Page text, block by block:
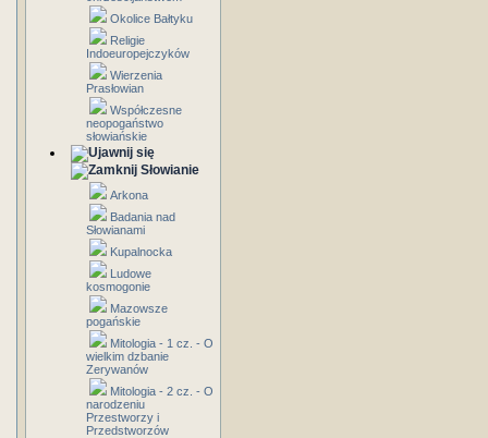
Okolice Bałtyku
Religie
Indoeuropejczyków
Wierzenia
Prasłowian
Współczesne
neopogaństwo
słowiańskie
Słowianie
Arkona
Badania nad
Słowianami
Kupalnocka
Ludowe
kosmogonie
Mazowsze
pogańskie
Mitologia - 1 cz. - O
wielkim dzbanie
Zerywanów
Mitologia - 2 cz. - O
narodzeniu
Przestworzy i
Przedstworzów